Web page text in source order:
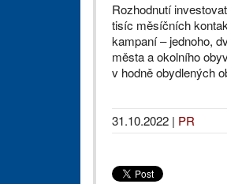
Rozhodnutí
tisíc měsíčních
kampaní – jednoho,
města a okolního
v hodně obydlených
31.10.2022 | PR